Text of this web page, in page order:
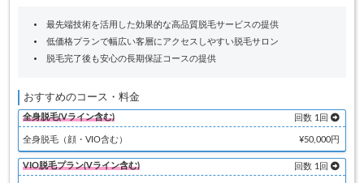
最先端技術を活用した効果的な高品質脱毛サービスの提供
低価格プランで幅広い客層にアクセスしやすい脱毛サロン
脱毛完了後も安心の長期保証コースの提供
おすすめのコース・料金
全身脱毛(Vライン含む) 回数 1回
全身脱毛（顔・VIO含む） ¥50,000円
VIO脱毛プラン(Vライン含む) 回数 1回